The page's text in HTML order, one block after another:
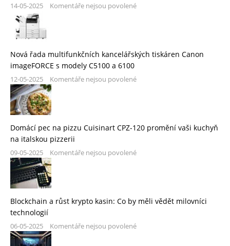
14-05-2025 Komentáře nejsou povolené
Nová řada multifunkčních kancelářských tiskáren Canon
imageFORCE s modely C5100 a 6100
12-05-2025 Komentáře nejsou povolené
Domácí pec na pizzu Cuisinart CPZ-120 promění vaši kuchyň
na italskou pizzerii
09-05-2025 Komentáře nejsou povolené
Blockchain a růst krypto kasin: Co by měli vědět milovníci
technologií
06-05-2025 Komentáře nejsou povolené